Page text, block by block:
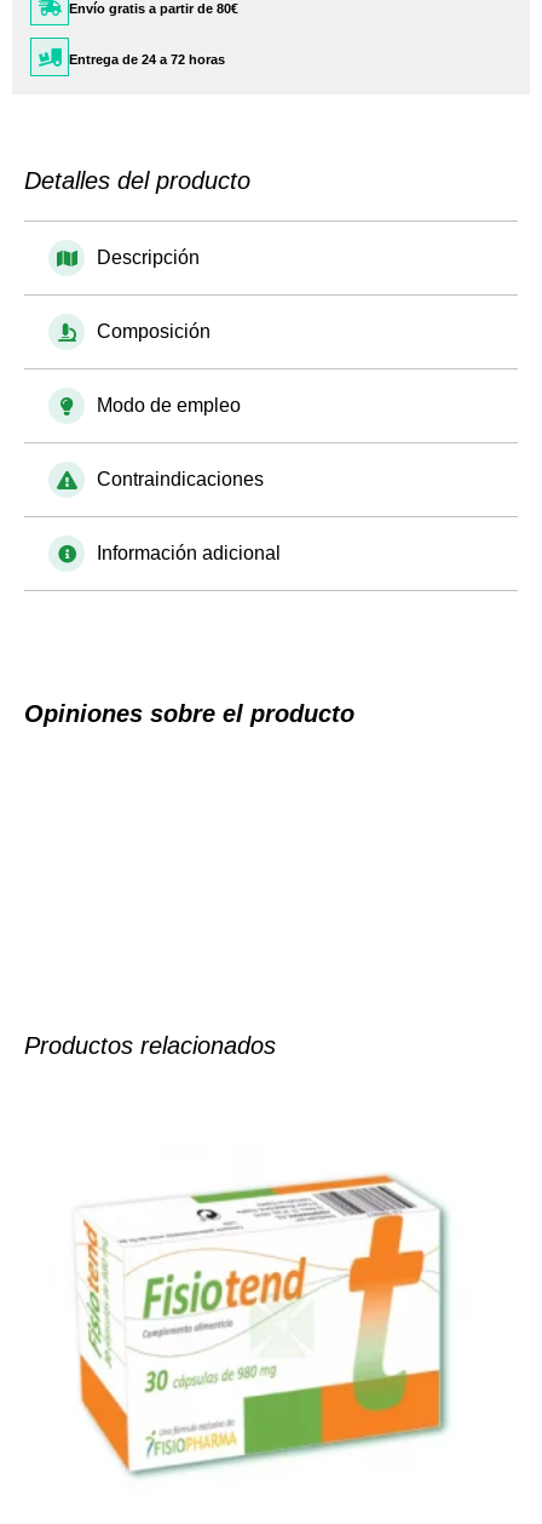
Envío gratis a partir de 80€
Entrega de 24 a 72 horas
Detalles del producto
Descripción
Composición
Modo de empleo
Contraindicaciones
Información adicional
Opiniones sobre el producto
Productos relacionados